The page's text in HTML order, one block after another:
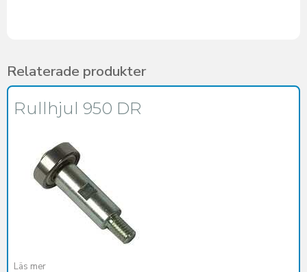
Relaterade produkter
Rullhjul 950 DR
Läs mer